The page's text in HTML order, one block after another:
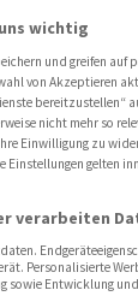
Jahres
wichtig
und greifen auf
von Akzeptieren
bereitzustellen“
nicht mehr so
Einwilligung zu
Einstellungen gelten
verarbeiten
Personalisierte
Entwicklung